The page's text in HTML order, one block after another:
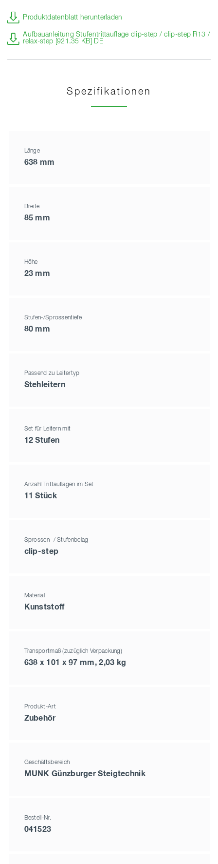
Produktdatenblatt herunterladen
Aufbauanleitung Stufentrittauflage clip-step / clip-step R13 /
relax-step [921.35 KB] DE
Spezifikationen
Länge
638 mm
Breite
85 mm
Höhe
23 mm
Stufen-/Sprossentiefe
80 mm
Passend zu Leitertyp
Stehleitern
Set für Leitern mit
12 Stufen
Anzahl Trittauflagen im Set
11 Stück
Sprossen- / Stufenbelag
clip-step
Material
Kunststoff
Transportmaß (zuzüglich Verpackung)
638 x 101 x 97 mm, 2,03 kg
Produkt-Art
Zubehör
Geschäftsbereich
MUNK Günzburger Steigtechnik
Bestell-Nr.
041523